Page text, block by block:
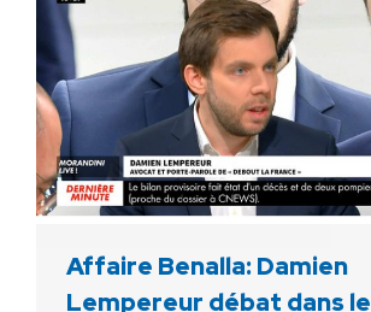
Affaire Benalla: Damien
Lempereur débat dans le